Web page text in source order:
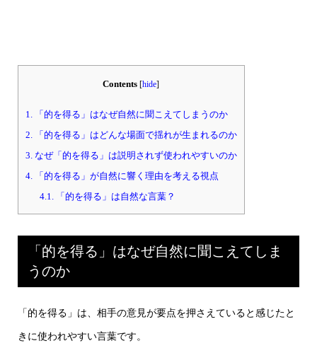
Contents [hide]
1.「的を得る」はなぜ自然に聞こえてしまうのか
2.「的を得る」はどんな場面で揺れが生まれるのか
3.なぜ「的を得る」は説明されず使われやすいのか
4.「的を得る」が自然に響く理由を考える視点
4.1.「的を得る」は自然な言葉？
「的を得る」はなぜ自然に聞こえてしま
うのか
「的を得る」は、相手の意見が要点を押さえていると感じたと
きに使われやすい言葉です。